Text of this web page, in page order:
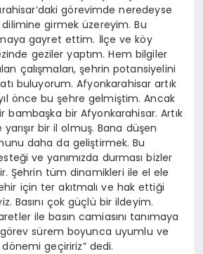
görevimde neredeyse
girmek üzereyim. Bu
gayret ettim. İlçe ve köy
geziler yaptım. Hem bilgiler
çalışmaları, şehrin potansiyelini
buluyorum. Afyonkarahisar artık
önce bu şehre gelmiştim. Ancak
bambaşka bir Afyonkarahisar. Artık
bir il olmuş. Bana düşen
daha da geliştirmek. Bu
ve yanımızda durması bizler
Şehrin tüm dinamikleri ile el ele
için ter akıtmalı ve hak ettiği
Basını çok güçlü bir ildeyim.
ile basın camiasını tanımaya
görev sürem boyunca uyumlu ve
geçiririz” dedi.